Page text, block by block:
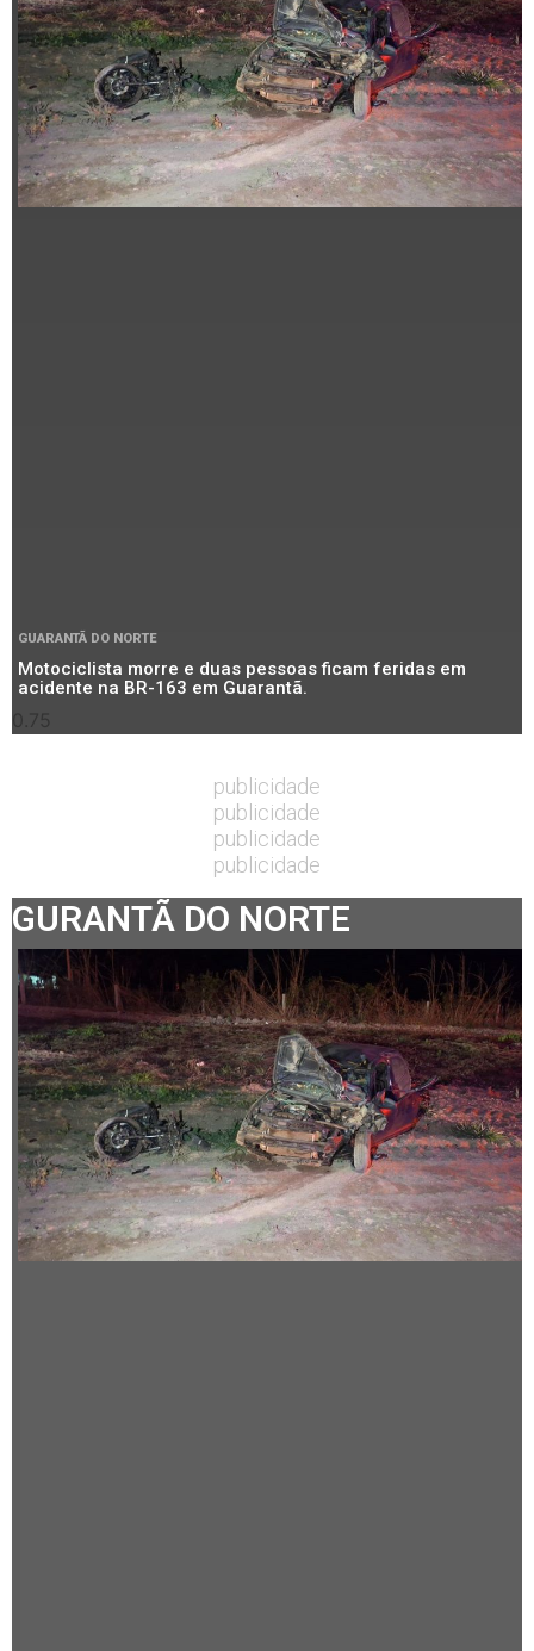
GUARANTÃ DO NORTE
Motociclista morre e duas pessoas ficam feridas em
acidente na BR-163 em Guarantã.
publicidade
publicidade
publicidade
publicidade
GURANTÃ DO NORTE